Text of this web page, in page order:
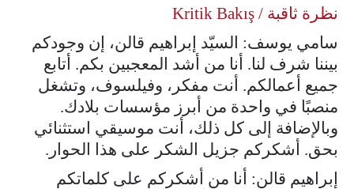
نظرة ثاقبة / Kritik Bakış
سامي يوسف: السيّد إبراهيم قالن، إن وجودكم
بيننا شرف لنا. أنا من أشد المعجبين بكم. أتابع
جميع أعمالكم. أنت مفكر، وفيلسوف، وتشغل
منصبًا في واحدة من أبرز مؤسسات بلادك.
وبالإضافة إلى كل ذلك، أنت موسيقي استثنائي
بحق. أشكركم جزيل الشكر على هذا الحوار.
إبراهيم قالن: أنا من أشكركم على كلماتكم